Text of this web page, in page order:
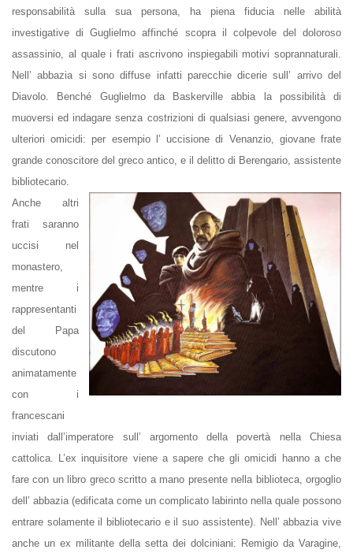
responsabilità sulla sua persona, ha piena fiducia nelle abilità
investigative di Guglielmo affinché scopra il colpevole del doloroso
assassinio, al quale i frati ascrivono inspiegabili motivi soprannaturali.
Nell’ abbazia si sono diffuse infatti parecchie dicerie sull’ arrivo del
Diavolo. Benché Guglielmo da Baskerville abbia la possibilità di
muoversi ed indagare senza costrizioni di qualsiasi genere, avvengono
ulteriori omicidi: per esempio l’ uccisione di Venanzio, giovane frate
grande conoscitore del greco antico, e il delitto di Berengario, assistente
bibliotecario.
Anche altri
frati saranno
uccisi nel
monastero,
mentre i
rappresentanti
del Papa
discutono
animatamente
con i
francescani
inviati dall’imperatore sull’ argomento della povertà nella Chiesa
cattolica. L’ex inquisitore viene a sapere che gli omicidi hanno a che
fare con un libro greco scritto a mano presente nella biblioteca, orgoglio
dell’ abbazia (edificata come un complicato labirinto nella quale possono
entrare solamente il bibliotecario e il suo assistente). Nell’ abbazia vive
anche un ex militante della setta dei dolciniani: Remigio da Varagine,